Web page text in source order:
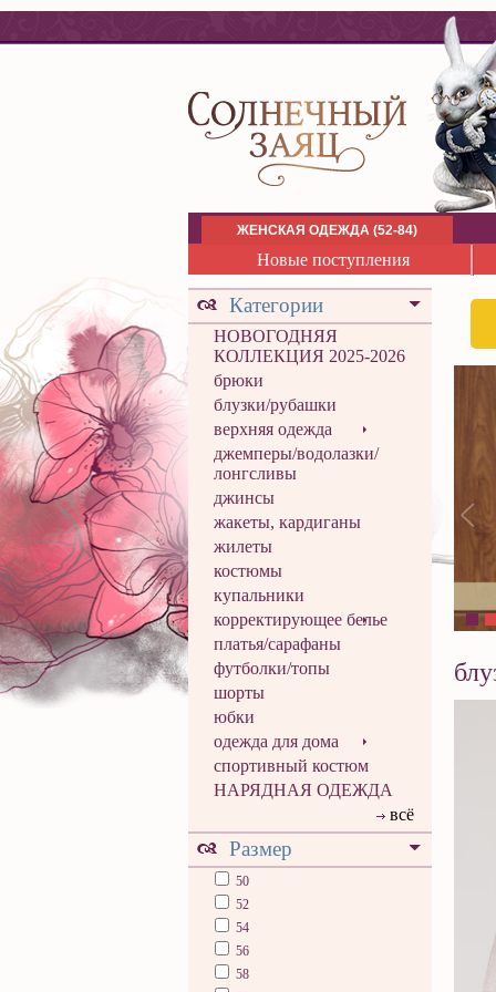
ЖЕНСКАЯ ОДЕЖДА (52-84)
Новые поступления
Категории
НОВОГОДНЯЯ
КОЛЛЕКЦИЯ 2025-2026
брюки
блузки/рубашки
верхняя одежда
джемперы/водолазки/
лонгсливы
джинсы
жакеты, кардиганы
жилеты
костюмы
купальники
корректирующее белье
платья/сарафаны
футболки/топы
шорты
юбки
одежда для дома
спортивный костюм
НАРЯДНАЯ ОДЕЖДА
всё
Размер
50
52
54
56
58